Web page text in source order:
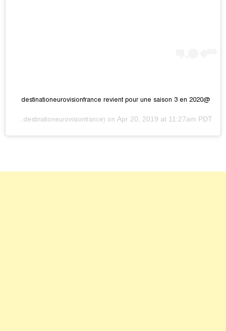
@destinationeurovisionfrance revient pour une saison 3 en 2020
(@destinationeurovisionfrance) on Apr 20, 2019 at 11:27am PDT